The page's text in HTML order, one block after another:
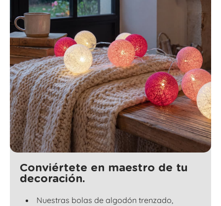
Conviértete en maestro de tu
decoración.
Nuestras bolas de algodón trenzado,